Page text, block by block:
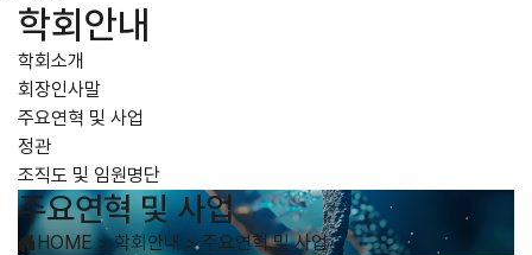
학회안내
학회소개
회장인사말
주요연혁 및 사업
정관
조직도 및 임원명단
주요연혁 및 사업
HOME>학회안내 >주요연혁 및 사업